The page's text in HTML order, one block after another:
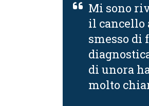
Mi sono
il cancello
smesso di
di unora
molto